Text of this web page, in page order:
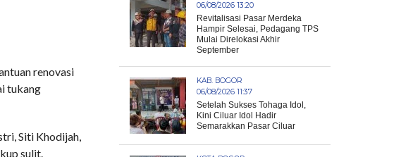
renovasi
tukang
Siti Khodijah,
sulit.
06/08/2026 13:20
Revitalisasi Pasar Merdeka
Hampir Selesai, Pedagang TPS
Mulai Direlokasi Akhir
September
KAB. BOGOR
06/08/2026 11:37
Setelah Sukses Tohaga Idol,
Kini Ciluar Idol Hadir
Semarakkan Pasar Ciluar